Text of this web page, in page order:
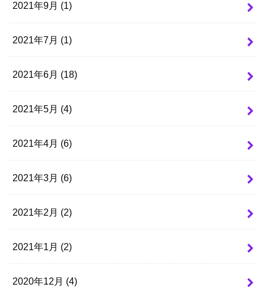
2021年9月 (1)
2021年7月 (1)
2021年6月 (18)
2021年5月 (4)
2021年4月 (6)
2021年3月 (6)
2021年2月 (2)
2021年1月 (2)
2020年12月 (4)